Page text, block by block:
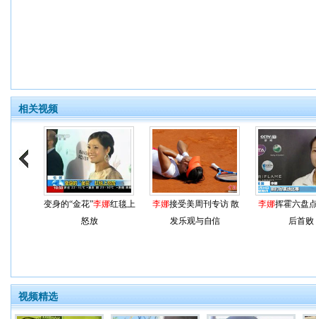
相关视频
变身的“金花”李娜红毯上
怒放
李娜接受美周刊专访 散
发乐观与自信
李娜挥霍六盘
后首败
视频精选